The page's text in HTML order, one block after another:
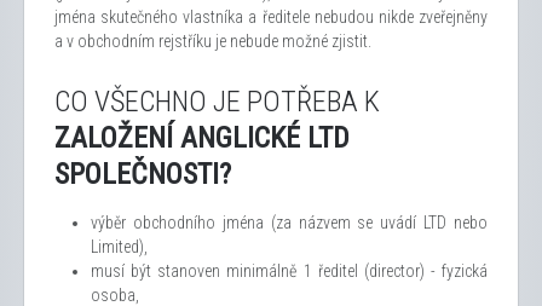
jména skutečného vlastníka a ředitele nebudou nikde zveřejněny
a v obchodním rejstříku je nebude možné zjistit.
CO VŠECHNO JE POTŘEBA K
ZALOŽENÍ ANGLICKÉ LTD
SPOLEČNOSTI?
výběr obchodního jména (za názvem se uvádí LTD nebo
Limited),
musí být stanoven minimálně 1 ředitel (director) - fyzická
osoba,